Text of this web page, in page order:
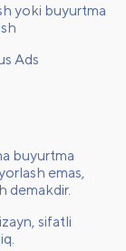
yoki buyurtma
Ads
buyurtma
emas,
demakdir.
sifatli